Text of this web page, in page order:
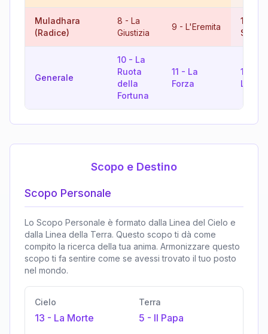
Muladhara
(Radice)
8 - La
Giustizia
9 - L'Eremita
17
Stella
Generale
10 - La
Ruota
della
Fortuna
11 - La
Forza
12
Scopo e Destino
Scopo Personale
Lo Scopo Personale è formato dalla Linea del Cielo e
dalla Linea della Terra. Questo scopo ti dà come
compito la ricerca della tua anima. Armonizzare questo
scopo ti fa sentire come se avessi trovato il tuo posto
nel mondo.
Cielo
13 - La Morte
Terra
5 - Il Papa